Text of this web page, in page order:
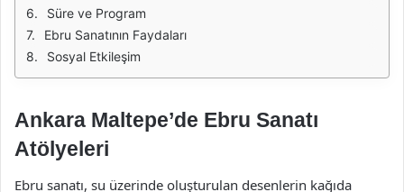
Süre ve Program
Ebru Sanatının Faydaları
Sosyal Etkileşim
Ankara Maltepe’de Ebru Sanatı
Atölyeleri
Ebru sanatı, su üzerinde oluşturulan desenlerin kağıda